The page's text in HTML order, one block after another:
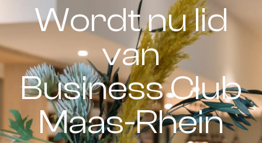
Wordt nu lid
van
Business Club
Maas-Rhein